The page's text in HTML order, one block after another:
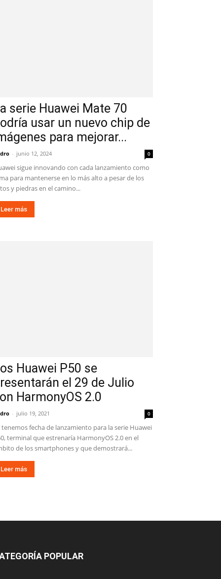
serie Huawei Mate 70
usar un nuevo chip de
para mejorar...
- junio 12, 2024 0
sigue innovando con cada lanzamiento como
para mantenerse en lo más alto a pesar de los
y piedras en el camino...
Leer más
Huawei P50 se
el 29 de Julio
HarmonyOS 2.0
- julio 19, 2021 0
tenemos fecha de lanzamiento para la serie Huawei
terminal que estrenaría HarmonyOS 2.0 en el
de los smartphones y que demostrará...
Leer más
POPULAR